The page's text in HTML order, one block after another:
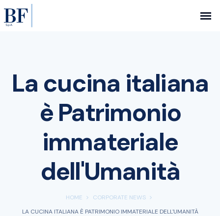
La cucina italiana
è Patrimonio
immateriale
dell'Umanità
HOME
CORPORATE NEWS
LA CUCINA ITALIANA È PATRIMONIO IMMATERIALE DELL'UMANITÀ